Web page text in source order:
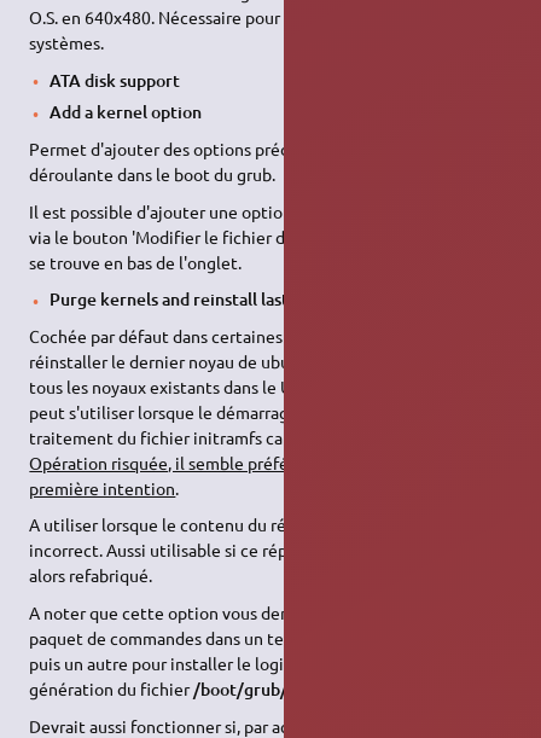
O.S. en 640x480. Nécessaire pour afficher GRUB sur certains
systèmes.
ATA disk support
Add a kernel option
Permet d'ajouter des options prédéfinies dans la liste
déroulante dans le boot du grub.
Il est possible d'ajouter une option non prévue dans cette liste,
via le bouton 'Modifier le fichier de configuration de GRUB' qui
se trouve en bas de l'onglet.
Purge kernels and reinstall last kernel
Cochée par défaut dans certaines situations. Permet de
réinstaller le dernier noyau de ubuntu en éliminant auparavant
tous les noyaux existants dans le UBUNTU sélectionné. Elle
peut s'utiliser lorsque le démarrage du grub se plante dans le
traitement du fichier initramfs car il sera reconstruit.
Opération risquée, il semble préférable de la désactiver en
première intention.
A utiliser lorsque le contenu du répertoire
incorrect. Aussi utilisable si ce répertoire n'existe plus. Il sera
alors refabriqué.
A noter que cette option vous demandera d'exécuter un
paquet de commandes dans un terminal pour faire l'épuration
puis un autre pour installer le logiciel puis elle continuera sur la
génération du fichier/boot/grub/grub.cfg
Devrait aussi fonctionner si, par accident, tous les noyaux ont